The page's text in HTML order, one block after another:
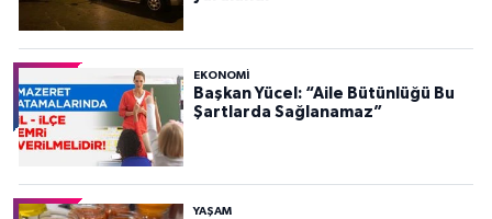
EKONOMI
Başkan Yücel: “Aile Bütünlüğü Bu
Şartlarda Sağlanamaz”
YAŞAM